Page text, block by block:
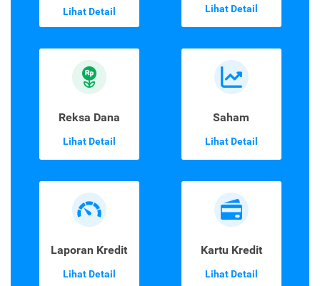
Lihat Detail Lihat Detail
Reksa Dana
Lihat Detail
Saham
Lihat Detail
Laporan Kredit
Lihat Detail
Kartu Kredit
Lihat Detail